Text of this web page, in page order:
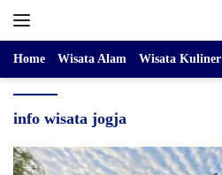
Home Wisata Alam Wisata Kuliner
info wisata jogja